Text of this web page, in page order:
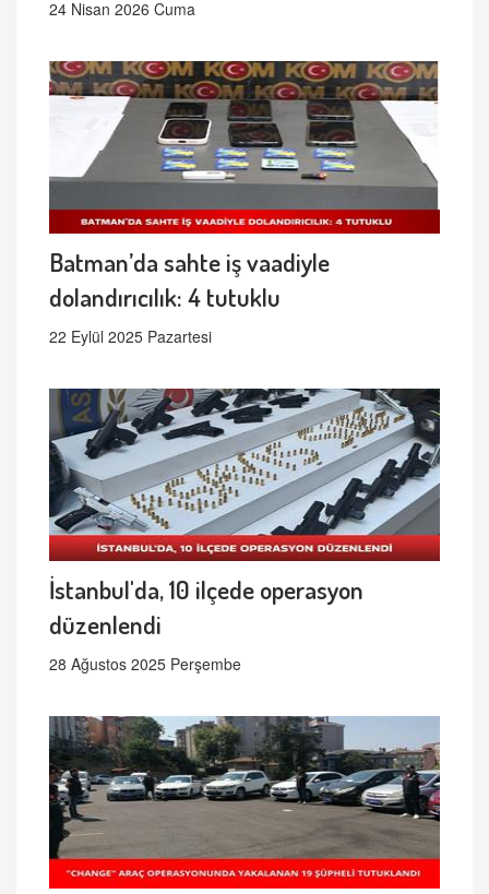
24 Nisan 2026 Cuma
Batman’da sahte iş vaadiyle
dolandırıcılık: 4 tutuklu
22 Eylül 2025 Pazartesi
İstanbul'da, 10 ilçede operasyon
düzenlendi
28 Ağustos 2025 Perşembe